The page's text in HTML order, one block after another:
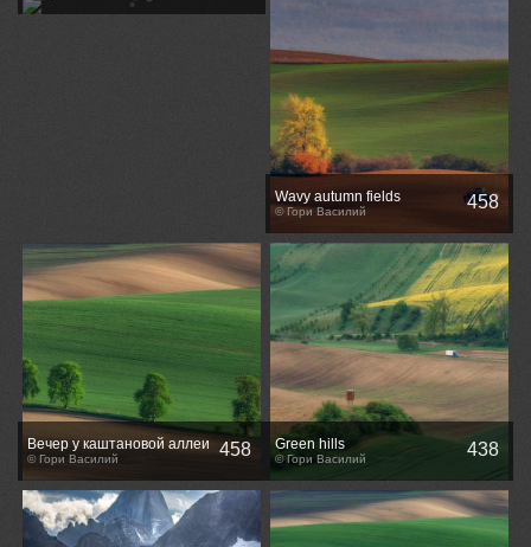
Wavy autumn fields
© Гори Василий 458
Вечер у каштановой аллеи
© Гори Василий 458 Green hills
© Гори Василий 438